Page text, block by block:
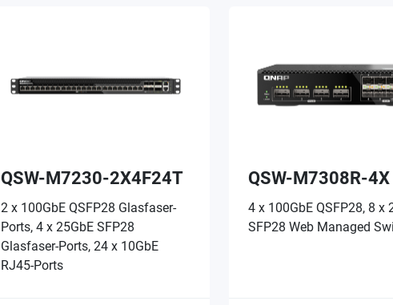
QSW-M7230-2X4F24T
2 x 100GbE QSFP28 Glasfaser-
Ports, 4 x 25GbE SFP28
Glasfaser-Ports, 24 x 10GbE
RJ45-Ports
QSW-M7308R-4X
4 x 100GbE QSFP28, 8 x
SFP28 Web Managed